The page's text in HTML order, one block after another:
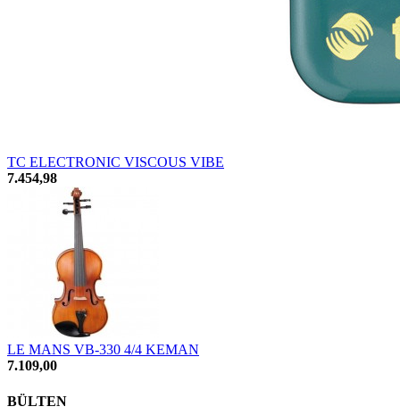
TC ELECTRONIC VISCOUS VIBE
7.454,98
LE MANS VB-330 4/4 KEMAN
7.109,00
BÜLTEN